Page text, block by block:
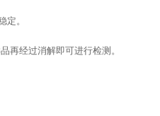
定。
再经过消解即可进行检测。